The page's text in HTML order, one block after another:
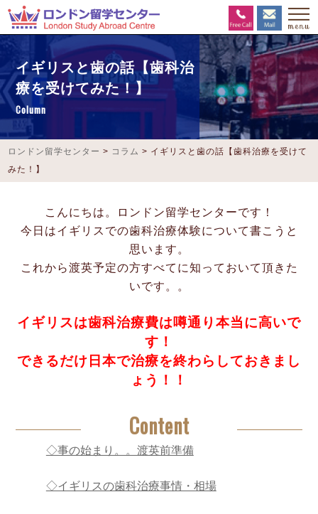
イギリスと歯の話【歯科治
療を受けてみた！】
Column
ロンドン留学センター > コラム > イギリスと歯の話【歯科治療を受けて
みた！】
こんにちは。ロンドン留学センターです！
今日はイギリスでの歯科治療体験について書こうと
思います。
これから渡英予定の方すべてに知っておいて頂きた
いです。。
イギリスは歯科治療費は噂通り本当に高いで
す！
できるだけ日本で治療を終わらしておきまし
ょう！！
Content
◇事の始まり。。渡英前準備
◇イギリスの歯科治療事情・相場